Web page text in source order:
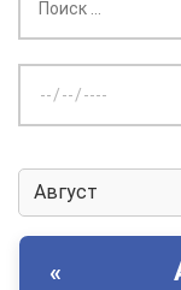
дату:
«